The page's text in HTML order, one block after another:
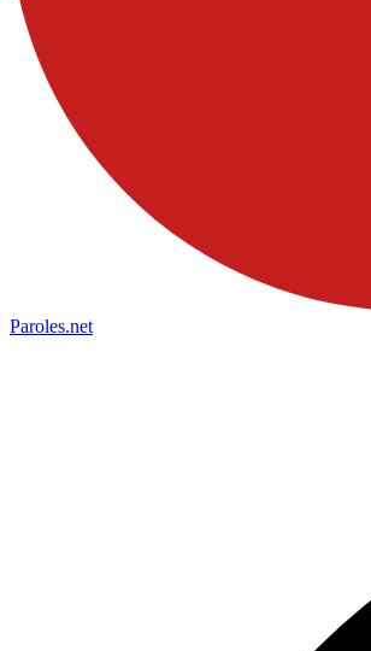
Paroles.net